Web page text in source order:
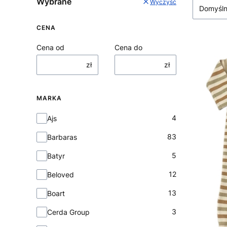
Wyczyść
CENA
Cena od
zł
Cena do
zł
MARKA
Marka
Ajs 4
Barbaras 83
Batyr 5
Beloved 12
Boart 13
Cerda Group 3